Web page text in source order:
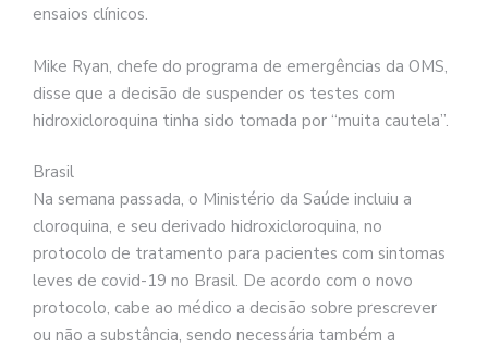
ensaios clínicos.
Mike Ryan, chefe do programa de emergências da OMS,
disse que a decisão de suspender os testes com
hidroxicloroquina tinha sido tomada por “muita cautela”.
Brasil
Na semana passada, o Ministério da Saúde incluiu a
cloroquina, e seu derivado hidroxicloroquina, no
protocolo de tratamento para pacientes com sintomas
leves de covid-19 no Brasil. De acordo com o novo
protocolo, cabe ao médico a decisão sobre prescrever
ou não a substância, sendo necessária também a